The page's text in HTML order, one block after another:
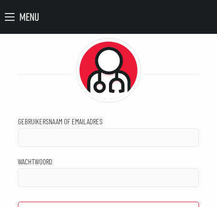
MENU
GEBRUIKERSNAAM OF EMAILADRES
WACHTWOORD